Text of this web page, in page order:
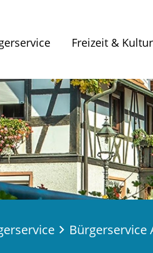
Freizeit & Kultur
Bürgerservice